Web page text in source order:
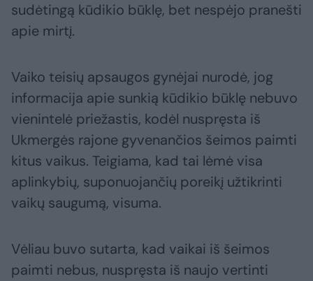
sudėtingą kūdikio būklę, bet nespėjo pranešti
apie mirtį.
Vaiko teisių apsaugos gynėjai nurodė, jog
informacija apie sunkią kūdikio būklę nebuvo
vienintelė priežastis, kodėl nuspręsta iš
Ukmergės rajone gyvenančios šeimos paimti
kitus vaikus. Teigiama, kad tai lėmė visa
aplinkybių, suponuojančių poreikį užtikrinti
vaikų saugumą, visuma.
Vėliau buvo sutarta, kad vaikai iš šeimos
paimti nebus, nuspręsta iš naujo vertinti